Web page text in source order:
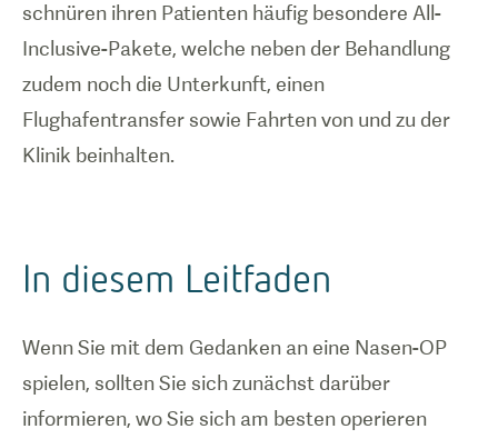
schnüren ihren Patienten häufig besondere All-
Inclusive-Pakete, welche neben der Behandlung
zudem noch die Unterkunft, einen
Flughafentransfer sowie Fahrten von und zu der
Klinik beinhalten.
In diesem Leitfaden
Wenn Sie mit dem Gedanken an eine Nasen-OP
spielen, sollten Sie sich zunächst darüber
informieren, wo Sie sich am besten operieren